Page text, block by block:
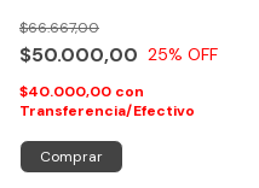
$50.000,00
$66.667,00
25% OFF
$40.000,00 con
Transferencia/Efectivo
Comprar